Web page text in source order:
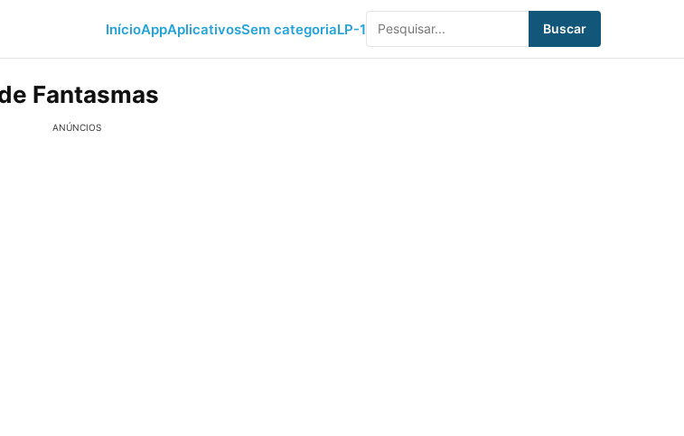
InícioAppAplicativosSem categoriaLP-1 Buscar
Fantasmas
ANÚNCIOS